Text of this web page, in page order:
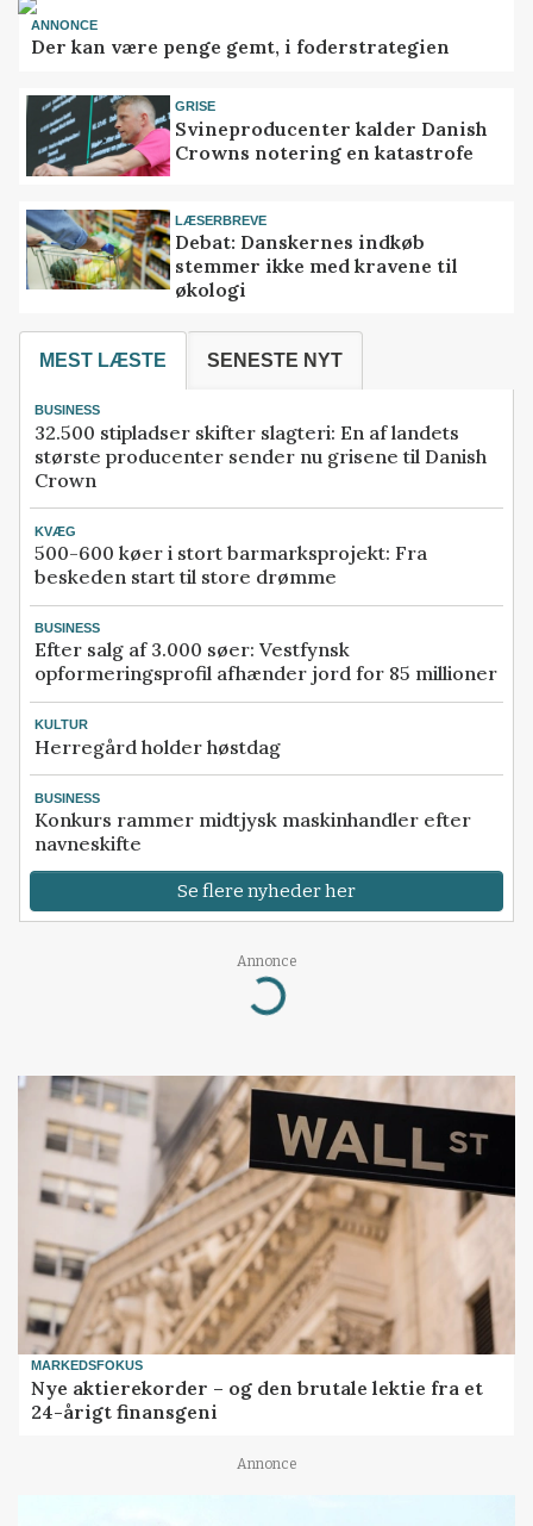
ANNONCE
Der kan være penge gemt, i foderstrategien
GRISE
Svineproducenter kalder Danish
Crowns notering en katastrofe
LÆSERBREVE
Debat: Danskernes indkøb
stemmer ikke med kravene til
økologi
MEST LÆSTE SENESTE NYT
BUSINESS
32.500 stipladser skifter slagteri: En af landets
største producenter sender nu grisene til Danish
Crown
KVÆG
500-600 køer i stort barmarksprojekt: Fra
beskeden start til store drømme
BUSINESS
Efter salg af 3.000 søer: Vestfynsk
opformeringsprofil afhænder jord for 85 millioner
KULTUR
Herregård holder høstdag
BUSINESS
Konkurs rammer midtjysk maskinhandler efter
navneskifte
Se flere nyheder her
Annonce
Loading...
MARKEDSFOKUS
Nye aktierekorder – og den brutale lektie fra et
24-årigt finansgeni
Annonce